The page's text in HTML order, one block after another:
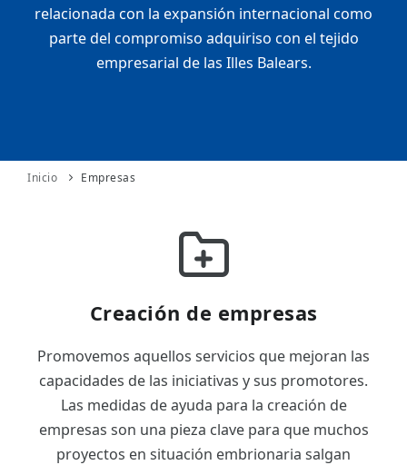
STARTUPS AVANZADAS
relacionada con la expansión internacional como
parte del compromiso adquiriso con el tejido
empresarial de las Illes Balears.
Inicio Empresas
Creación de empresas
Promovemos aquellos servicios que mejoran las
capacidades de las iniciativas y sus promotores.
Las medidas de ayuda para la creación de
empresas son una pieza clave para que muchos
proyectos en situación embrionaria salgan